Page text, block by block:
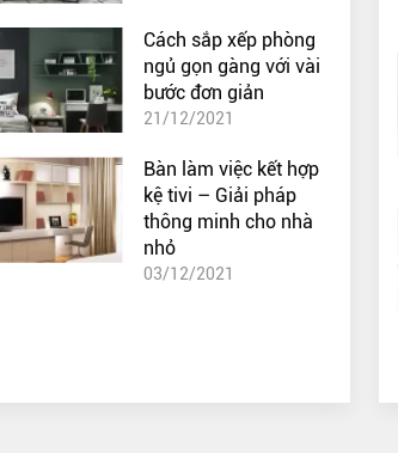
Cách sắp xếp phòng
ngủ gọn gàng với vài
bước đơn giản
21/12/2021
Bàn làm việc kết hợp
kệ tivi – Giải pháp
thông minh cho nhà
nhỏ
03/12/2021